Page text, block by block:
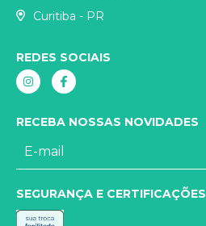
Curitiba - PR
REDES SOCIAIS
RECEBA NOSSAS NOVIDADES
SEGURANÇA E CERTIFICAÇÕES